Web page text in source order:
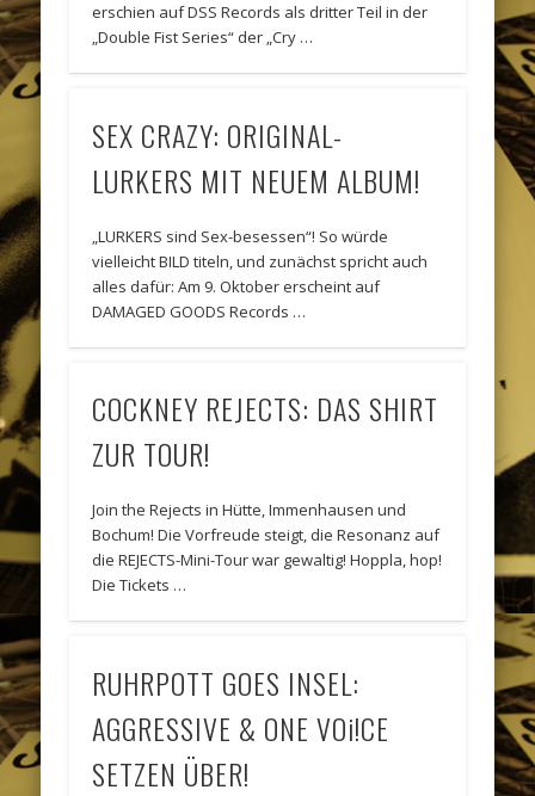
erschien auf DSS Records als dritter Teil in der
„Double Fist Series“ der „Cry …
SEX CRAZY: ORIGINAL-
LURKERS MIT NEUEM ALBUM!
„LURKERS sind Sex-besessen“! So würde
vielleicht BILD titeln, und zunächst spricht auch
alles dafür: Am 9. Oktober erscheint auf
DAMAGED GOODS Records …
COCKNEY REJECTS: DAS SHIRT
ZUR TOUR!
Join the Rejects in Hütte, Immenhausen und
Bochum! Die Vorfreude steigt, die Resonanz auf
die REJECTS-Mini-Tour war gewaltig! Hoppla, hop!
Die Tickets …
RUHRPOTT GOES INSEL:
AGGRESSIVE & ONE VOi!CE
SETZEN ÜBER!